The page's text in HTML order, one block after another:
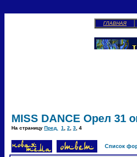
ГЛАВНАЯ
MISS DANCE Орел 31
На страницу Пред. 1 2 3 4
Список